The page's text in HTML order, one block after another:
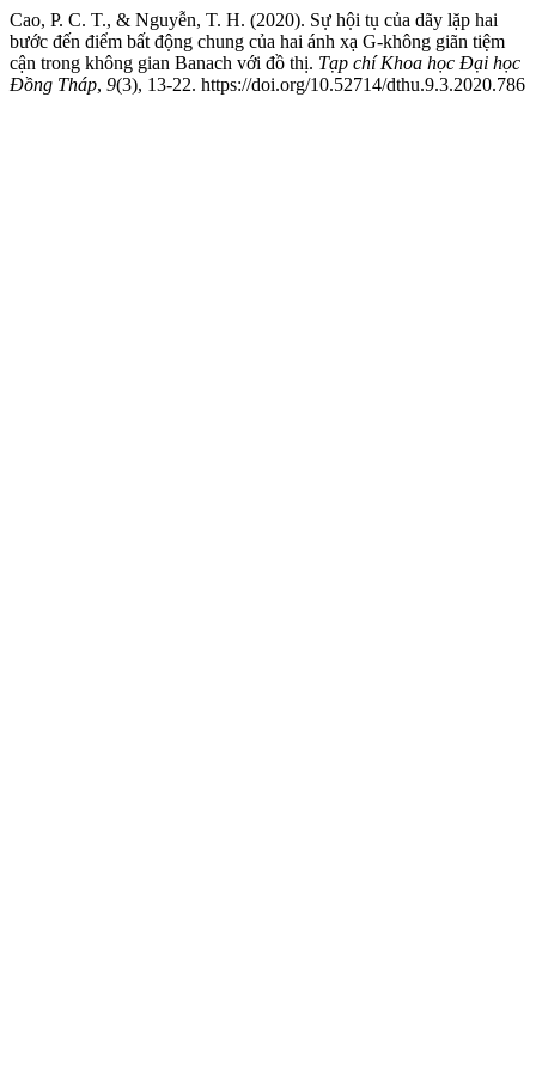
Cao, P. C. T., & Nguyễn, T. H. (2020). Sự hội tụ của dãy lặp hai
bước đến điểm bất động chung của hai ánh xạ G-không giãn tiệm
cận trong không gian Banach với đồ thị. Tạp chí Khoa học Đại học
Đồng Tháp, 9(3), 13-22. https://doi.org/10.52714/dthu.9.3.2020.786